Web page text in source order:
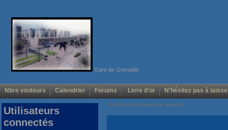
Gare de Grenoble
Nbre visiteurs Calendrier Forums Livre d'or N'hésitez pas à
Voir/Cacher menus de gauche
Utilisateurs
connectés